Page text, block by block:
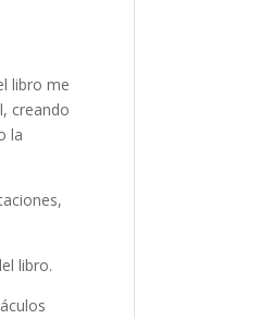
libro me
creando
la
libro.